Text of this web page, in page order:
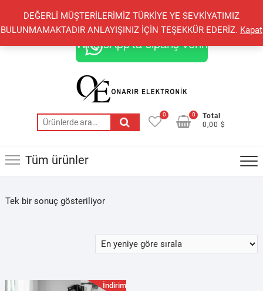
DEĞERLİ MÜŞTERİLERİMİZ TÜRKİYE YE SEVKİYATIMIZ
BULUNMAMAKTADIR ANLAYIŞINIZ İÇİN TEŞEKKÜR EDERİZ. Kapat
content
+90 548 821 78 85 +90 548 855 25 53
onarirelektronik@gmail.com
WhatsApp'ta sipariş verin
Ara:
0
Total
0,00 $
0
Tüm ürünler
Tek bir sonuç gösteriliyor
İndirim!